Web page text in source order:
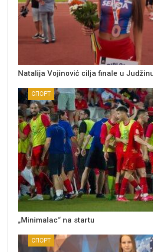
Natalija Vojinović cilja finale u
СПОРТ
„Minimalac“ na startu
СПОРТ